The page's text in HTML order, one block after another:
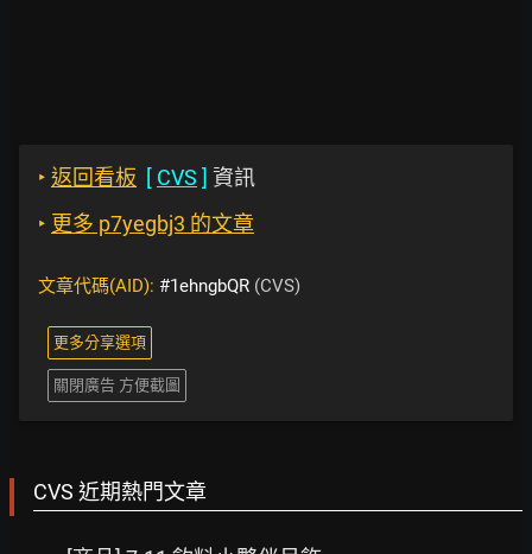
‣ 返回看板 [ CVS ] 資訊
‣ 更多 p7yegbj3 的文章
文章代碼(AID): #1ehngbQR (CVS)
更多分享選項
關閉廣告 方便截圖
CVS 近期熱門文章